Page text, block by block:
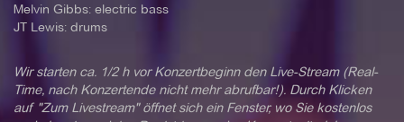
Melvin Gibbs: electric bass
JT Lewis: drums
Wir starten ca. 1/2 h vor Konzertbeginn den Live-Stream (Real-
Time, nach Konzertende nicht mehr abrufbar!). Durch Klicken
auf "Zum Livestream" öffnet sich ein Fenster, wo Sie kostenlos